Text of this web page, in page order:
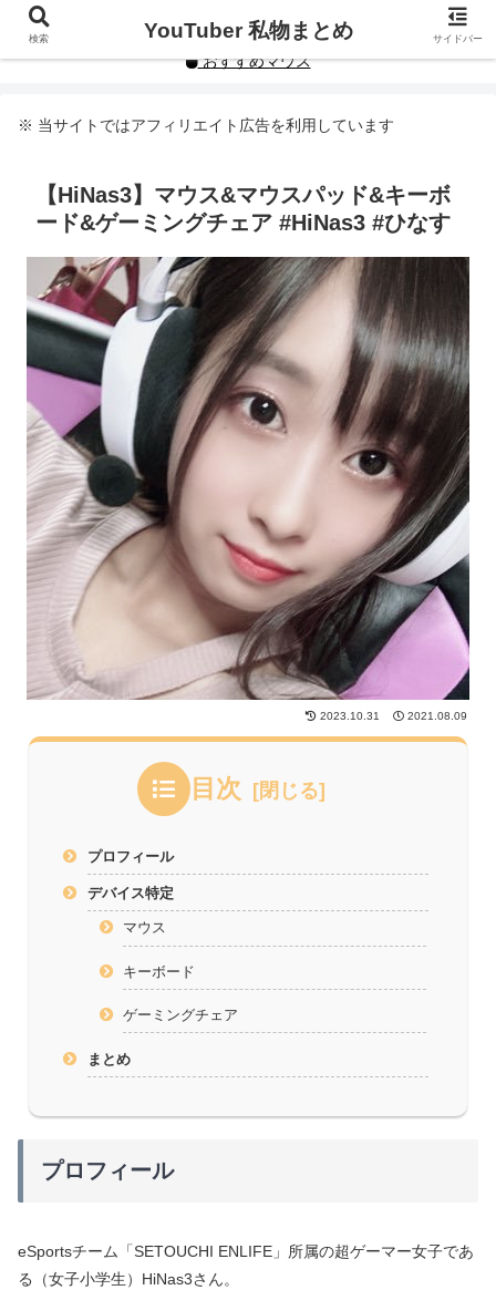
YouTuberや人気インフルエンサーの私物まとめです。
おすすめマウス
※ 当サイトではアフィリエイト広告を利用しています
【HiNas3】マウス&マウスパッド&キーボ
ード&ゲーミングチェア #HiNas3 #ひなす
2023.10.31 2021.08.09
目次
プロフィール
デバイス特定
マウス
キーボード
ゲーミングチェア
まとめ
プロフィール
eSportsチーム「SETOUCHI ENLIFE」所属の超ゲーマー女子であ
る（女子小学生）HiNas3さん。
検索 YouTuber 私物まとめ サイドバー